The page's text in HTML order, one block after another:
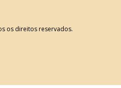
os direitos reservados.